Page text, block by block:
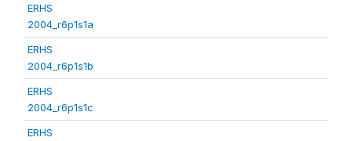
ERHS
2004_r6p1s1a
ERHS
2004_r6p1s1b
ERHS
2004_r6p1s1c
ERHS